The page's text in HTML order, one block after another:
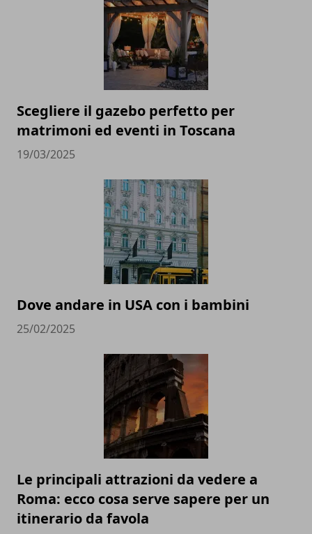
Scegliere il gazebo perfetto per
matrimoni ed eventi in Toscana
19/03/2025
Dove andare in USA con i bambini
25/02/2025
Le principali attrazioni da vedere a
Roma: ecco cosa serve sapere per un
itinerario da favola